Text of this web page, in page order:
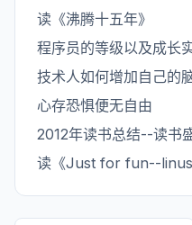
读《沸腾十五年》
程序员的等级以及成长
技术人如何增加自己的
心存恐惧便无自由
2012年读书总结--读书
读《Just for fun--